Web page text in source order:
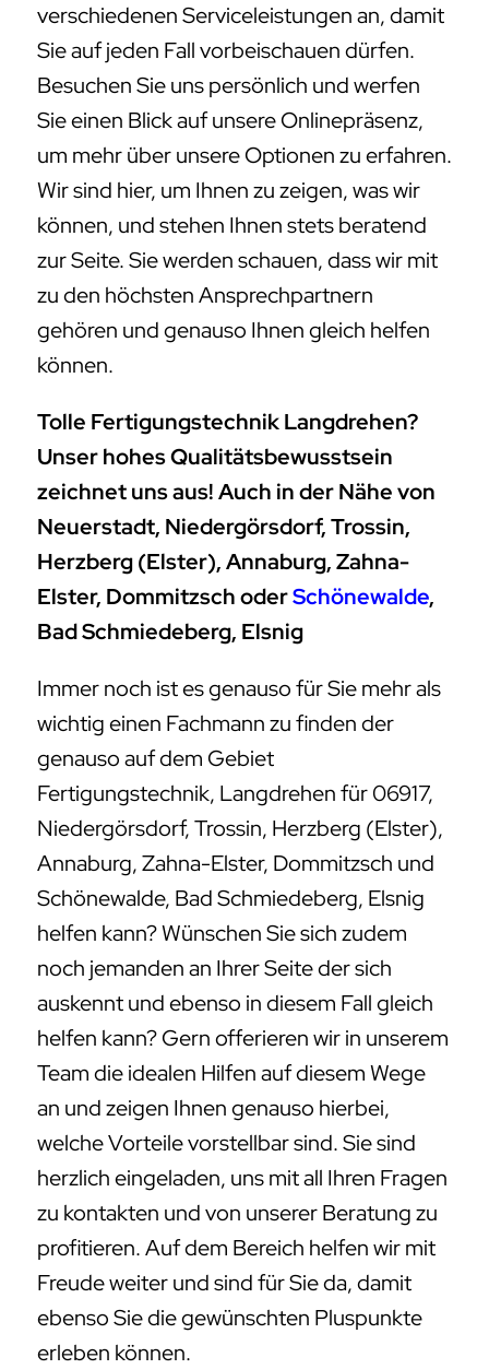
verschiedenen Serviceleistungen an, damit
Sie auf jeden Fall vorbeischauen dürfen.
Besuchen Sie uns persönlich und werfen
Sie einen Blick auf unsere Onlinepräsenz,
um mehr über unsere Optionen zu erfahren.
Wir sind hier, um Ihnen zu zeigen, was wir
können, und stehen Ihnen stets beratend
zur Seite. Sie werden schauen, dass wir mit
zu den höchsten Ansprechpartnern
gehören und genauso Ihnen gleich helfen
können.
Tolle Fertigungstechnik Langdrehen?
Unser hohes Qualitätsbewusstsein
zeichnet uns aus! Auch in der Nähe von
Neuerstadt, Niedergörsdorf, Trossin,
Herzberg (Elster), Annaburg, Zahna-
Elster, Dommitzsch oderSchönewalde,
Bad Schmiedeberg, Elsnig
Immer noch ist es genauso für Sie mehr als
wichtig einen Fachmann zu finden der
genauso auf dem Gebiet
Fertigungstechnik, Langdrehen für 06917,
Niedergörsdorf, Trossin, Herzberg (Elster),
Annaburg, Zahna-Elster, Dommitzsch und
Schönewalde, Bad Schmiedeberg, Elsnig
helfen kann? Wünschen Sie sich zudem
noch jemanden an Ihrer Seite der sich
auskennt und ebenso in diesem Fall gleich
helfen kann? Gern offerieren wir in unserem
Team die idealen Hilfen auf diesem Wege
an und zeigen Ihnen genauso hierbei,
welche Vorteile vorstellbar sind. Sie sind
herzlich eingeladen, uns mit all Ihren Fragen
zu kontakten und von unserer Beratung zu
profitieren. Auf dem Bereich helfen wir mit
Freude weiter und sind für Sie da, damit
ebenso Sie die gewünschten Pluspunkte
erleben können.